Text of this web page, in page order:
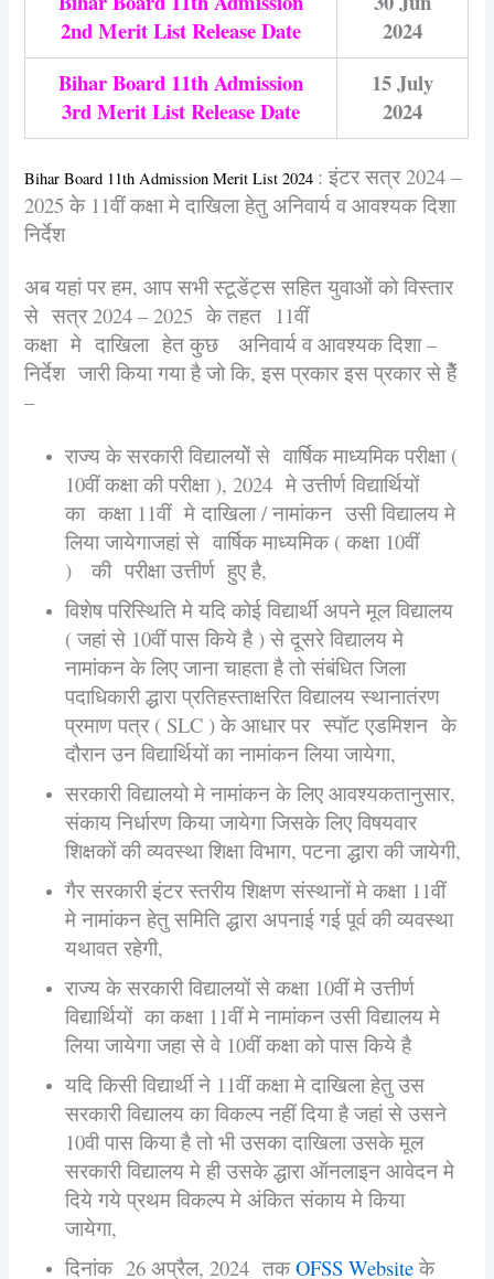
2nd Merit List Release Date
2024
Bihar Board 11th Admission
3rd Merit List Release Date
15 July
2024
Bihar Board 11th Admission Merit List 2024 :इंटर सत्र 2024 –
2025 के 11वीं कक्षा मे दाखिला हेतु अनिवार्य व आवश्यक दिशा
निर्देश
अब यहां पर हम, आप सभी स्टूडेंट्स सहित युवाओं को विस्तार
से सत्र 2024 – 2025 के तहत 11वीं
कक्षा मे दाखिला हेत कुछ अनिवार्य व आवश्यक दिशा –
निर्देश जारी किया गया है जो कि, इस प्रकार इस प्रकार से हैें
–
राज्य के सरकारी विद्यालयोें से वार्षिक माध्यमिक परीक्षा (
10वीं कक्षा की परीक्षा ), 2024 मे उत्तीर्ण विद्यार्थियों
का कक्षा 11वीं मे दाखिला / नामांकन उसी विद्यालय मे
लिया जायेगाजहां से वार्षिक माध्यमिक ( कक्षा 10वीं
) की परीक्षा उत्तीर्ण हुए है,
विशेष परिस्थिति मे यदि कोई विद्यार्थी अपने मूल विद्यालय
( जहां से 10वीं पास किये है ) से दूसरे विद्यालय मे
नामांकन के लिए जाना चाहता है तो संबंधित जिला
पदाधिकारी द्धारा प्रतिहस्ताक्षरित विद्यालय स्थानातंरण
प्रमाण पत्र ( SLC ) के आधार पर स्पॉट एडमिशन के
दौरान उन विद्यार्थियों का नामांकन लिया जायेगा,
सरकारी विद्यालयो मे नामांकन के लिए आवश्यकतानुसार,
संकाय निर्धारण किया जायेगा जिसके लिए विषयवार
शिक्षकों की व्यवस्था शिक्षा विभाग,पटनाद्धारा की जायेगी,
गैर सरकारी इंटर स्तरीय शिक्षण संस्थानों मे कक्षा 11वीं
मे नामांकन हेतु समिति द्धारा अपनाई गई पूर्व की व्यवस्था
यथावत रहेगी,
राज्य के सरकारी विद्यालयों से कक्षा 10वीं मे उत्तीर्ण
विद्यार्थियों का कक्षा 11वीं मे नामांकन उसी विद्यालय मे
लिया जायेगा जहा से वे 10वीं कक्षा को पास किये है
यदि किसी विद्यार्थी ने 11वीं कक्षा मे दाखिला हेतु उस
सरकारी विद्यालय का विकल्प नहीं दिया है जहां से उसने
10वी पास किया है तो भी उसका दाखिला उसके मूल
सरकारी विद्यालय मे ही उसके द्धारा ऑनलाइन आवेदन मे
दिये गये प्रथम विकल्प मे अंकित संकाय मे किया
जायेगा,
दिनांक 26 अप्रैल, 2024 तकOFSS Website के